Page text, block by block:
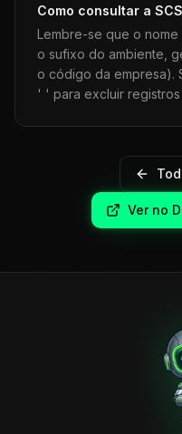
Como consultar a SCS
Lembre-se que o
o sufixo do ambiente,
o código da empresa).
' ' para excluir
Ver no